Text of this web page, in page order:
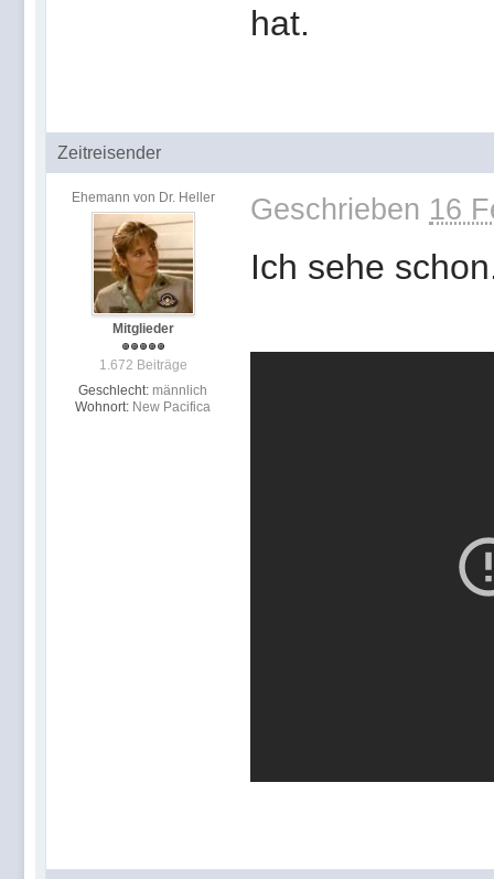
hat.
Zeitreisender
Ehemann von Dr. Heller
Mitglieder
1.672 Beiträge
Geschlecht: männlich
Wohnort: New Pacifica
Geschrieben 16
Ich sehe